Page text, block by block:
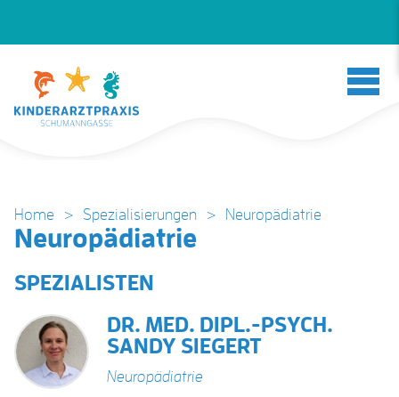
Home > Spezialisierungen > Neuropädiatrie
Neuropädiatrie
SPEZIALISTEN
DR. MED. DIPL.-PSYCH.
SANDY SIEGERT
Neuropädiatrie